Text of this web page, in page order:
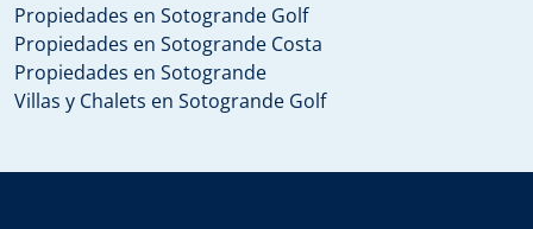
Propiedades en Sotogrande Golf
Propiedades en Sotogrande Costa
Propiedades en Sotogrande
Villas y Chalets en Sotogrande Golf